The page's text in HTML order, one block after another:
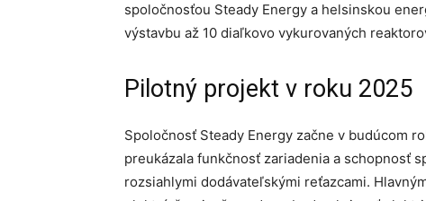
spoločnosťou Steady Energy a helsinskou
výstavbu až 10 diaľkovo vykurovaných
Pilotný projekt v roku 2025
Spoločnosť Steady Energy začne v budúcom
preukázala funkčnosť zariadenia a schopnosť
rozsiahlymi dodávateľskými reťazcami.